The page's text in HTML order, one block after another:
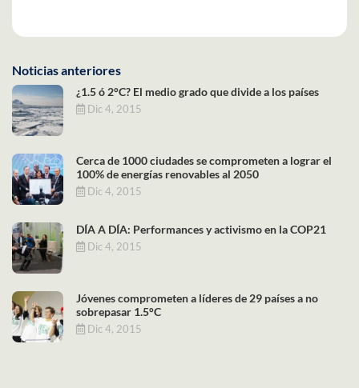
Noticias anteriores
¿1.5 ó 2°C? El medio grado que divide a los países
Dic 4, 2015
Cerca de 1000 ciudades se comprometen a lograr el
100% de energías renovables al 2050
Dic 4, 2015
DÍA A DÍA: Performances y activismo en la COP21
Dic 4, 2015
Jóvenes comprometen a líderes de 29 países a no
sobrepasar 1.5°C
Dic 4, 2015